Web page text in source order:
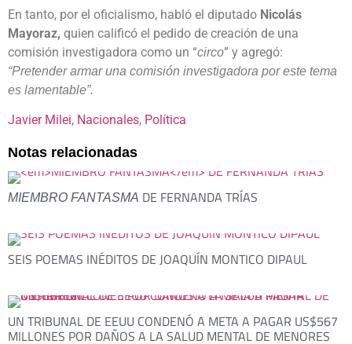
En tanto, por el oficialismo, habló el diputado Nicolás
Mayoraz, quien calificó el pedido de creación de una
comisión investigadora como un “circo” y agregó:
“Pretender armar una comisión investigadora por este tema
es lamentable”.
Javier Milei, Nacionales, Política
Notas relacionadas
MIEMBRO FANTASMA DE FERNANDA TRÍAS
SEIS POEMAS INÉDITOS DE JOAQUÍN MONTICO DIPAUL
UN TRIBUNAL DE EEUU CONDENÓ A META A PAGAR US$567
MILLONES POR DAÑOS A LA SALUD MENTAL DE MENORES